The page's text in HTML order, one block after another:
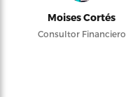
Moises Cortés
Consultor Financiero